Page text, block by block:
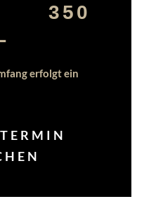
erfolgt ein